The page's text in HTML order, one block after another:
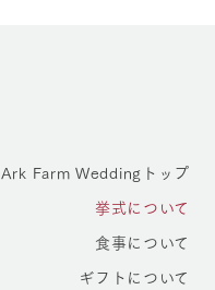
Ark Farm Weddingトップ
挙式について
食事について
ギフトについて